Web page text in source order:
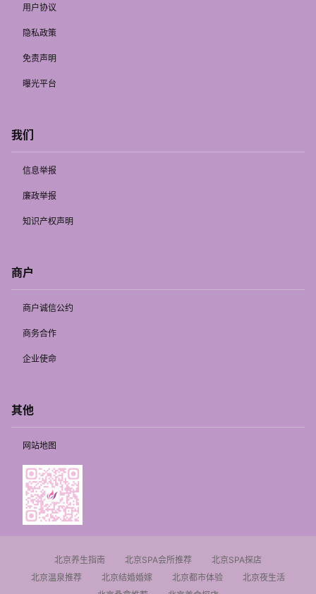
用户协议
隐私政策
免责声明
曝光平台
我们
信息举报
廉政举报
知识产权声明
商户
商户诚信公约
商务合作
企业使命
其他
网站地图
北京养生指南 北京SPA会所推荐
北京SPA探店
北京温泉推荐
北京结婚婚嫁 北京都市体验
北京夜生活